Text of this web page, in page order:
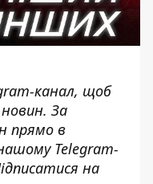
канал, щоб
За
прямо в
Telegram-
на